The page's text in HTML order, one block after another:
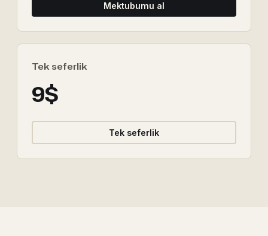
Mektubumu al
Tek seferlik
9$
Tek seferlik